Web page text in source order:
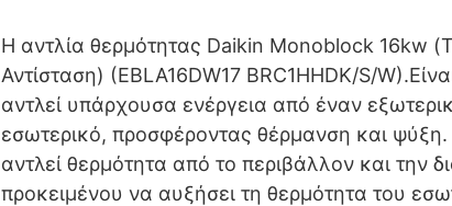
Η αντλία θερμότητας Daikin Monoblock 16kw
Αντίσταση) (EBLA16DW17 BRC1HHDK/S/
αντλεί υπάρχουσα ενέργεια από έναν
εσωτερικό, προσφέροντας θέρμανση και
αντλεί θερμότητα από το περιβάλλον και την
προκειμένου να αυξήσει τη θερμότητα του